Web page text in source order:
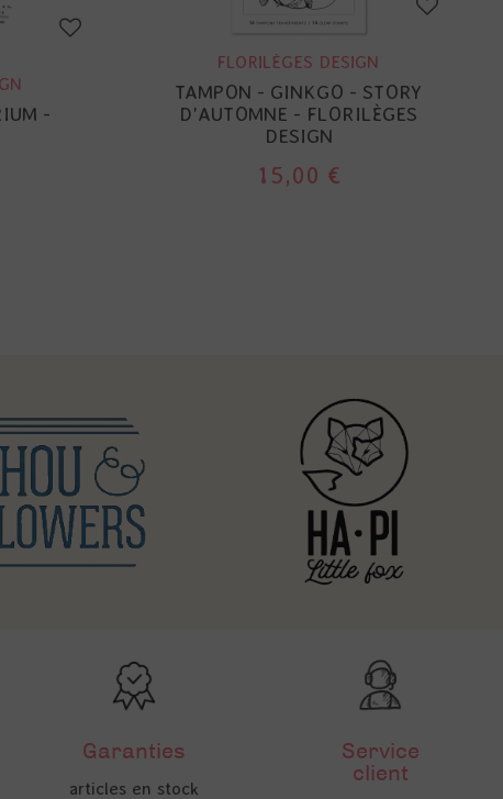
-
FLORILÈGES DESIGN
TAMPON - GINKGO - STORY
D'AUTOMNE - FLORILÈGES
DESIGN
15,00 €
Garanties
articles en stock
Service
client